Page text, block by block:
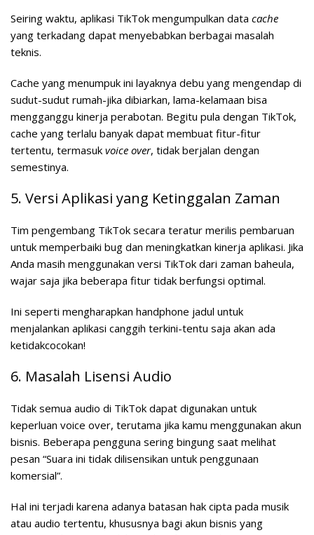
Seiring waktu, aplikasi TikTok mengumpulkan data cache
yang terkadang dapat menyebabkan berbagai masalah
teknis.
Cache yang menumpuk ini layaknya debu yang mengendap di
sudut-sudut rumah-jika dibiarkan, lama-kelamaan bisa
mengganggu kinerja perabotan. Begitu pula dengan TikTok,
cache yang terlalu banyak dapat membuat fitur-fitur
tertentu, termasuk voice over, tidak berjalan dengan
semestinya.
5. Versi Aplikasi yang Ketinggalan Zaman
Tim pengembang TikTok secara teratur merilis pembaruan
untuk memperbaiki bug dan meningkatkan kinerja aplikasi. Jika
Anda masih menggunakan versi TikTok dari zaman baheula,
wajar saja jika beberapa fitur tidak berfungsi optimal.
Ini seperti mengharapkan handphone jadul untuk
menjalankan aplikasi canggih terkini-tentu saja akan ada
ketidakcocokan!
6. Masalah Lisensi Audio
Tidak semua audio di TikTok dapat digunakan untuk
keperluan voice over, terutama jika kamu menggunakan akun
bisnis. Beberapa pengguna sering bingung saat melihat
pesan “Suara ini tidak dilisensikan untuk penggunaan
komersial”.
Hal ini terjadi karena adanya batasan hak cipta pada musik
atau audio tertentu, khususnya bagi akun bisnis yang